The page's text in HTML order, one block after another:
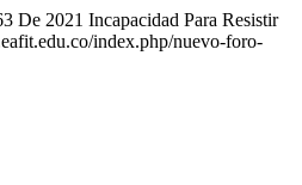
De 2021 Incapacidad Para Resistir
index.php/nuevo-foro-